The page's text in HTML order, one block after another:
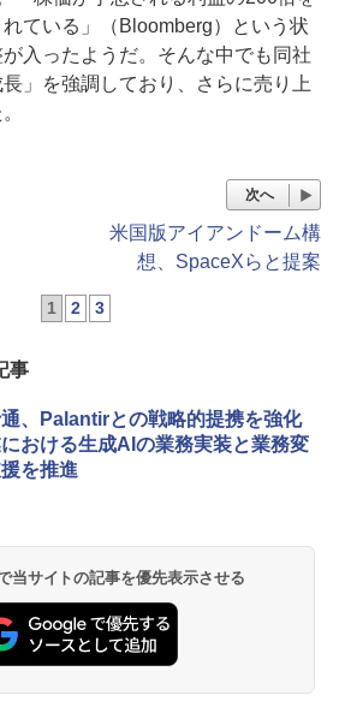
ている」（Bloomberg）という状
入ったようだ。そんな中でも同社
」を強調しており、さらに売り上
次へ
米国版アイアンドーム構
想、SpaceXらと提案
1 2 3
事
、Palantirとの戦略的提携を強化
おける生成AIの業務実装と業務変
を推進
当サイトの記事を優先表示させる